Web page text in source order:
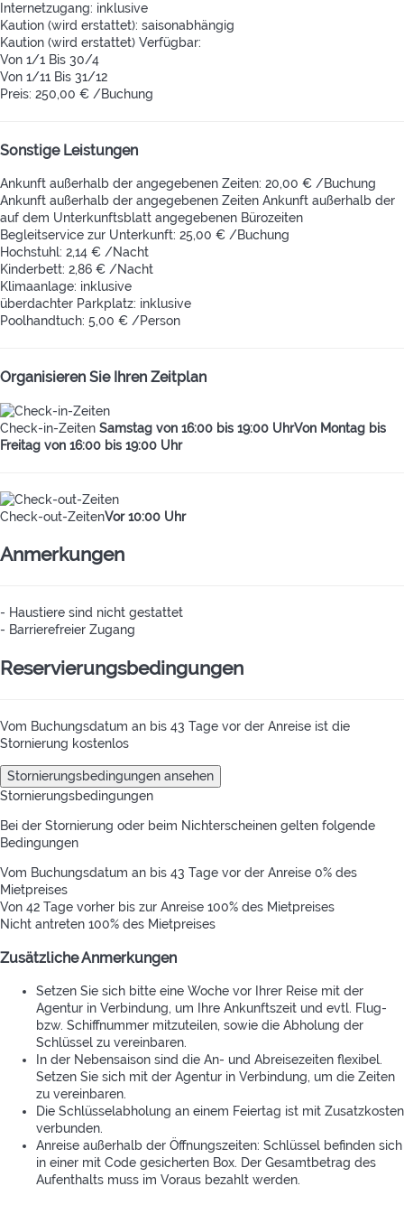
Internetzugang: inklusive
Kaution (wird erstattet): saisonabhängig
Kaution (wird erstattet) Verfügbar:
Von 1/1 Bis 30/4
Von 1/11 Bis 31/12
Preis: 250,00 € /Buchung
Sonstige Leistungen
Ankunft außerhalb der angegebenen Zeiten: 20,00 € /Buchung
Ankunft außerhalb der angegebenen Zeiten Ankunft außerhalb der
auf dem Unterkunftsblatt angegebenen Bürozeiten
Begleitservice zur Unterkunft: 25,00 € /Buchung
Hochstuhl: 2,14 € /Nacht
Kinderbett: 2,86 € /Nacht
Klimaanlage: inklusive
überdachter Parkplatz: inklusive
Poolhandtuch: 5,00 € /Person
Organisieren Sie Ihren Zeitplan
Check-in-Zeiten Samstag von 16:00 bis 19:00 UhrVon Montag bis
Freitag von 16:00 bis 19:00 Uhr
Check-out-ZeitenVor 10:00 Uhr
Anmerkungen
- Haustiere sind nicht gestattet
- Barrierefreier Zugang
Reservierungsbedingungen
Vom Buchungsdatum an bis 43 Tage vor der Anreise ist die
Stornierung kostenlos
Stornierungsbedingungen ansehen
Stornierungsbedingungen
Bei der Stornierung oder beim Nichterscheinen gelten folgende
Bedingungen
Vom Buchungsdatum an bis 43 Tage vor der Anreise 0% des
Mietpreises
Von 42 Tage vorher bis zur Anreise 100% des Mietpreises
Nicht antreten 100% des Mietpreises
Zusätzliche Anmerkungen
Setzen Sie sich bitte eine Woche vor Ihrer Reise mit der
Agentur in Verbindung, um Ihre Ankunftszeit und evtl. Flug-
bzw. Schiffnummer mitzuteilen, sowie die Abholung der
Schlüssel zu vereinbaren.
In der Nebensaison sind die An- und Abreisezeiten flexibel.
Setzen Sie sich mit der Agentur in Verbindung, um die Zeiten
zu vereinbaren.
Die Schlüsselabholung an einem Feiertag ist mit Zusatzkosten
verbunden.
Anreise außerhalb der Öffnungszeiten: Schlüssel befinden sich
in einer mit Code gesicherten Box. Der Gesamtbetrag des
Aufenthalts muss im Voraus bezahlt werden.